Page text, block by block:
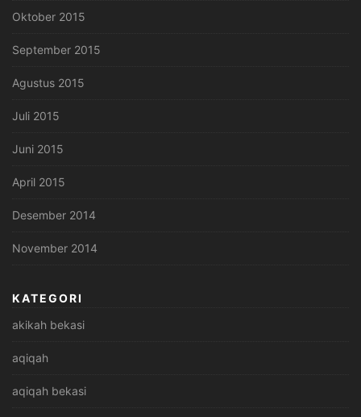
Oktober 2015
September 2015
Agustus 2015
Juli 2015
Juni 2015
April 2015
Desember 2014
November 2014
KATEGORI
akikah bekasi
aqiqah
aqiqah bekasi